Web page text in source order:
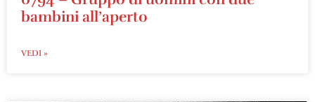
bambini all’aperto
VEDI »